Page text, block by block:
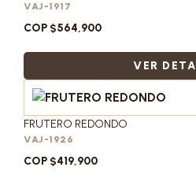
VAJ-1917
COP $564,900
VER
FRUTERO REDONDO
VAJ-1926
COP $419,900